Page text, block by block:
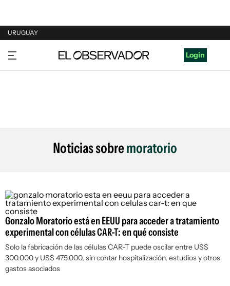
URUGUAY
URUGUAY
ARGENTINA
Login
Noticias sobremoratorio
Gonzalo Moratorio está en EEUU para acceder a tratamiento
experimental con células CAR-T: en qué consiste
Solo la fabricación de las células CAR-T puede oscilar entre US$
300.000 y US$ 475.000, sin contar hospitalización, estudios y otros
gastos asociados